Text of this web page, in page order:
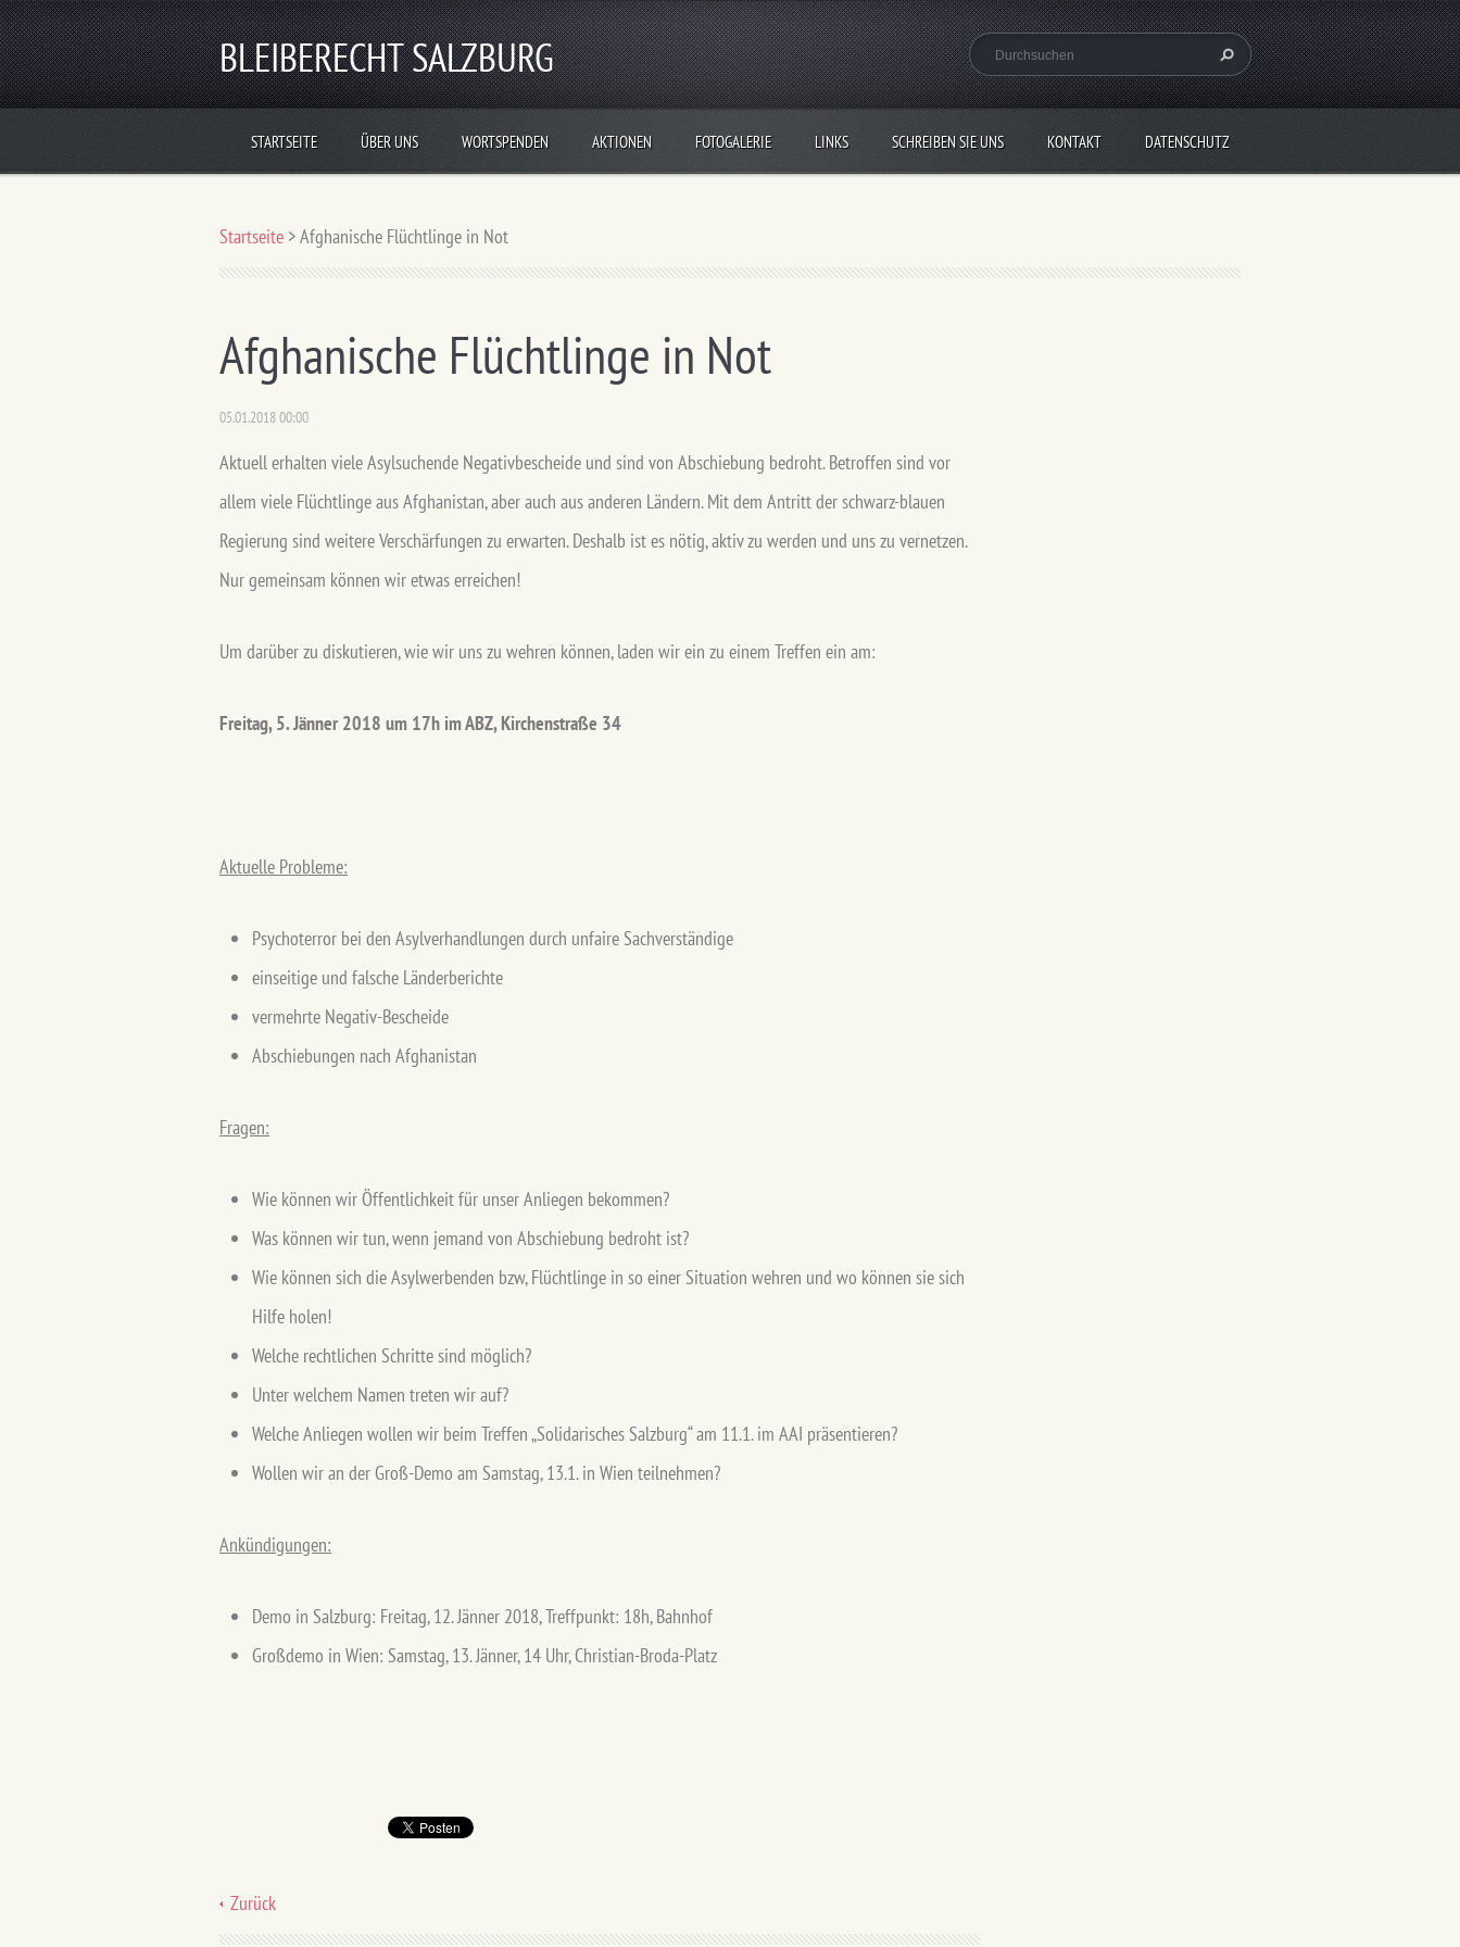
BLEIBERECHT SALZBURG
STARTSEITE ÜBER UNS WORTSPENDEN AKTIONEN FOTOGALERIE LINKS SCHREIBEN SIE UNS KONTAKT DATENSCHUTZ
Startseite >Afghanische Flüchtlinge in Not
Afghanische Flüchtlinge in Not
05.01.2018 00:00
Aktuell erhalten viele Asylsuchende Negativbescheide und sind von Abschiebung bedroht. Betroffen sind vor
allem viele Flüchtlinge aus Afghanistan, aber auch aus anderen Ländern. Mit dem Antritt der schwarz-blauen
Regierung sind weitere Verschärfungen zu erwarten. Deshalb ist es nötig, aktiv zu werden und uns zu vernetzen.
Nur gemeinsam können wir etwas erreichen!
Um darüber zu diskutieren, wie wir uns zu wehren können, laden wir ein zu einem Treffen ein am:
Freitag, 5. Jänner 2018 um 17h im ABZ, Kirchenstraße 34
Aktuelle Probleme:
Psychoterror bei den Asylverhandlungen durch unfaire Sachverständige
einseitige und falsche Länderberichte
vermehrte Negativ-Bescheide
Abschiebungen nach Afghanistan
Fragen:
Wie können wir Öffentlichkeit für unser Anliegen bekommen?
Was können wir tun, wenn jemand von Abschiebung bedroht ist?
Wie können sich die Asylwerbenden bzw, Flüchtlinge in so einer Situation wehren und wo können sie sich
Hilfe holen!
Welche rechtlichen Schritte sind möglich?
Unter welchem Namen treten wir auf?
Welche Anliegen wollen wir beim Treffen „Solidarisches Salzburg“ am 11.1. im AAI präsentieren?
Wollen wir an der Groß-Demo am Samstag, 13.1. in Wien teilnehmen?
Ankündigungen:
Demo in Salzburg: Freitag, 12. Jänner 2018, Treffpunkt: 18h, Bahnhof
Großdemo in Wien: Samstag, 13. Jänner, 14 Uhr, Christian-Broda-Platz
Zurück